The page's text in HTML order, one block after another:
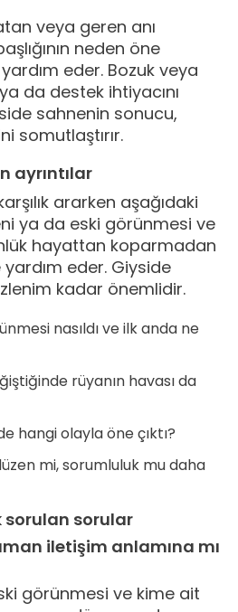
veya geren anı
neden öne
yardım eder. Bozuk veya
da destek ihtiyacını
sahnenin sonucu,
somutlaştırır.
ayrıntılar
ararken aşağıdaki
ya da eski görünmesi ve
hayattan koparmadan
eder. Giyside
kadar önemlidir.
nasıldı ve ilk anda ne
rüyanın havası da
hangi olayla öne çıktı?
mi, sorumluluk mu daha
sorulan sorular
iletişim anlamına mı
görünmesi ve kime ait